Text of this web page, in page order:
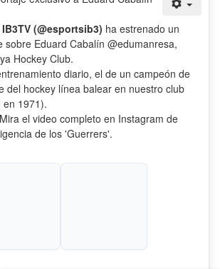
IB3TV (@esportsib3) ha estrenado un
sobre Eduard Cabalín @edumanresa,
Hockey Club.
diario, el de un campeón de
del hockey línea balear en nuestro club
en 1971).
el video completo en Instagram de
de los 'Guerrers'.